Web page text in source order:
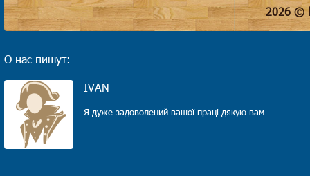
2026 ©
О нас пишут:
IVAN
Я дуже задоволений вашої праці дякую вам